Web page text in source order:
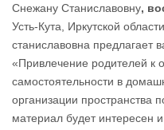
Снежану Станиславовну,
Усть-Кута, Иркутской области
станиславовна
«Привлечение родителей к
самостоятельности в
организации пространства
материал будет интересен